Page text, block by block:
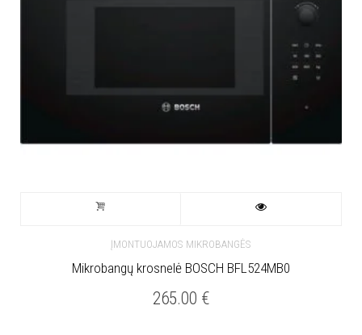
ĮMONTUOJAMOS MIKROBANGĖS
Mikrobangų krosnelė BOSCH BFL524MB0
265.00 €